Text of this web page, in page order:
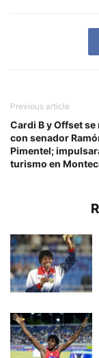
Previous article
Cardi B y Offset se
con senador
Pimentel;
turismo en